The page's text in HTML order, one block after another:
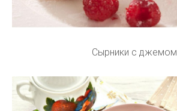
Сырники с джемом